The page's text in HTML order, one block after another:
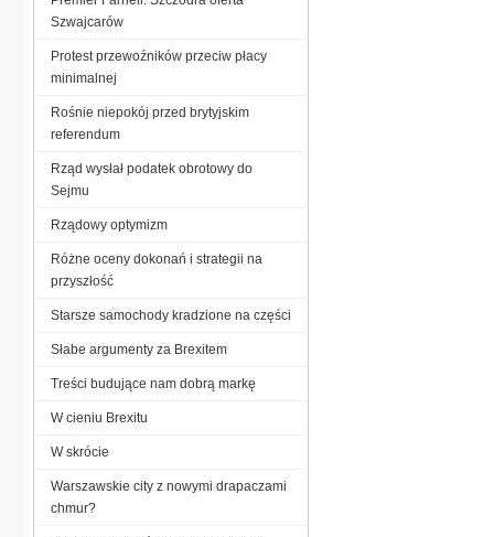
Szwajcarów
Protest przewoźników przeciw płacy
minimalnej
Rośnie niepokój przed brytyjskim
referendum
Rząd wysłał podatek obrotowy do
Sejmu
Rządowy optymizm
Różne oceny dokonań i strategii na
przyszłość
Starsze samochody kradzione na części
Słabe argumenty za Brexitem
Treści budujące nam dobrą markę
W cieniu Brexitu
W skrócie
Warszawskie city z nowymi drapaczami
chmur?